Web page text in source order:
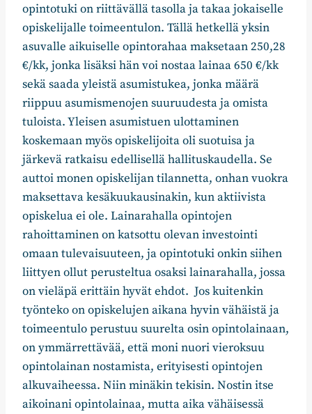
opintotuki on riittävällä tasolla ja takaa jokaiselle
opiskelijalle toimeentulon. Tällä hetkellä yksin
asuvalle aikuiselle opintorahaa maksetaan 250,28
€/kk, jonka lisäksi hän voi nostaa lainaa 650 €/kk
sekä saada yleistä asumistukea, jonka määrä
riippuu asumismenojen suuruudesta ja omista
tuloista. Yleisen asumistuen ulottaminen
koskemaan myös opiskelijoita oli suotuisa ja
järkevä ratkaisu edellisellä hallituskaudella. Se
auttoi monen opiskelijan tilannetta, onhan vuokra
maksettava kesäkuukausinakin, kun aktiivista
opiskelua ei ole. Lainarahalla opintojen
rahoittaminen on katsottu olevan investointi
omaan tulevaisuuteen, ja opintotuki onkin siihen
liittyen ollut perusteltua osaksi lainarahalla, jossa
on vieläpä erittäin hyvät ehdot. Jos kuitenkin
työnteko on opiskelujen aikana hyvin vähäistä ja
toimeentulo perustuu suurelta osin opintolainaan,
on ymmärrettävää, että moni nuori vieroksuu
opintolainan nostamista, erityisesti opintojen
alkuvaiheessa. Niin minäkin tekisin. Nostin itse
aikoinani opintolainaa, mutta aika vähäisessä